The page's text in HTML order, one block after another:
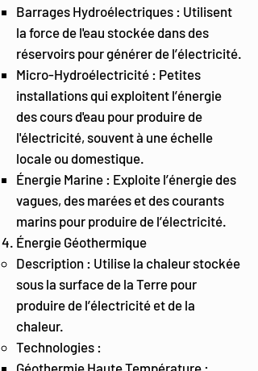
Barrages Hydroélectriques : Utilisent
la force de l'eau stockée dans des
réservoirs pour générer de l’électricité.
Micro-Hydroélectricité : Petites
installations qui exploitent l’énergie
des cours d'eau pour produire de
l'électricité, souvent à une échelle
locale ou domestique.
Énergie Marine : Exploite l’énergie des
vagues, des marées et des courants
marins pour produire de l’électricité.
Énergie Géothermique
Description : Utilise la chaleur stockée
sous la surface de la Terre pour
produire de l’électricité et de la
chaleur.
Technologies :
Géothermie Haute Température :